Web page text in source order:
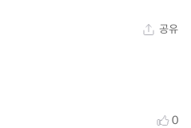
공유
0